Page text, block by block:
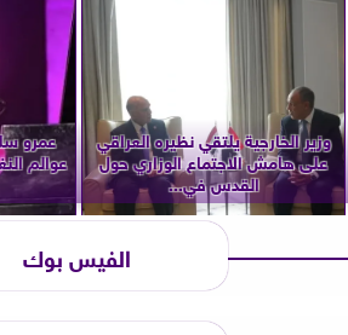
وزير الخارجية يلتقي نظيره العراقي
على هامش الاجتماع الوزاري حول
القدس في...
عمرو
عوالم
الفيس بوك